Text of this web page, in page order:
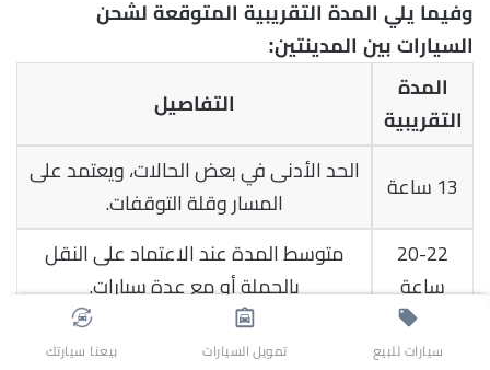
وفيما يلي المدة التقريبية المتوقعة لشحن
السيارات بين المدينتين:
المدة
التقريبية
التفاصيل
13 ساعة
الحد الأدنى في بعض الحالات، ويعتمد على
المسار وقلة التوقفات.
20-22
ساعة
متوسط المدة عند الاعتماد على النقل
بالجملة أو مع عدة سيارات.
24 ساعة
الحالات القصوى عندما تتواجد توقفات أو
سيارات للبيع تمويل السيارات بيعنا سيارتك